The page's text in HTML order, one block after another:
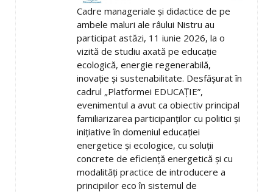
Cadre manageriale și didactice de pe
ambele maluri ale râului Nistru au
participat astăzi, 11 iunie 2026, la o
vizită de studiu axată pe educație
ecologică, energie regenerabilă,
inovație și sustenabilitate. Desfășurat în
cadrul „Platformei EDUCAȚIE”,
evenimentul a avut ca obiectiv principal
familiarizarea participanților cu politici și
inițiative în domeniul educației
energetice și ecologice, cu soluții
concrete de eficiență energetică și cu
modalități practice de introducere a
principiilor eco în sistemul de